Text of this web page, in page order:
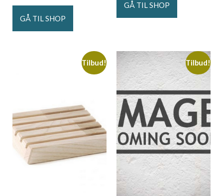
GÅ TIL SHOP
GÅ TIL SHOP
Tilbud! Tilbud!